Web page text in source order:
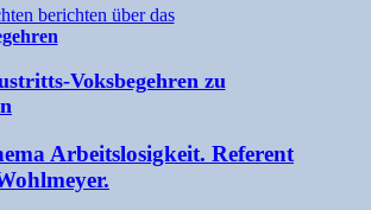
berichten über das
Voksbegehren zu
Arbeitslosigkeit. Referent